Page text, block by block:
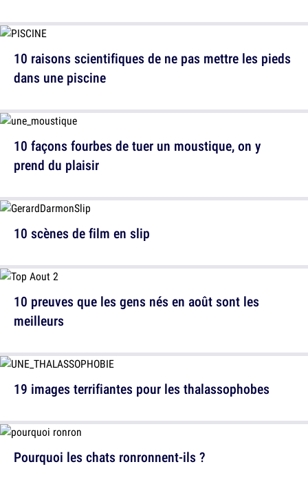
10 façons fourbes de tuer un moustique, on y
prend du plaisir
10 preuves que les gens nés en août sont les
meilleurs
Pourquoi les chats ronronnent-ils ?
10 raisons scientifiques de ne pas mettre les pieds
dans une piscine
10 scènes de film en slip
19 images terrifiantes pour les thalassophobes